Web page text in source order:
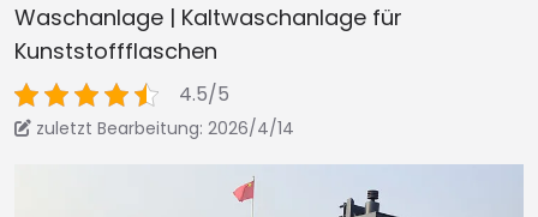
Waschanlage | Kaltwaschanlage für
Kunststoffflaschen
4.5/5
zuletzt Bearbeitung: 2026/4/14